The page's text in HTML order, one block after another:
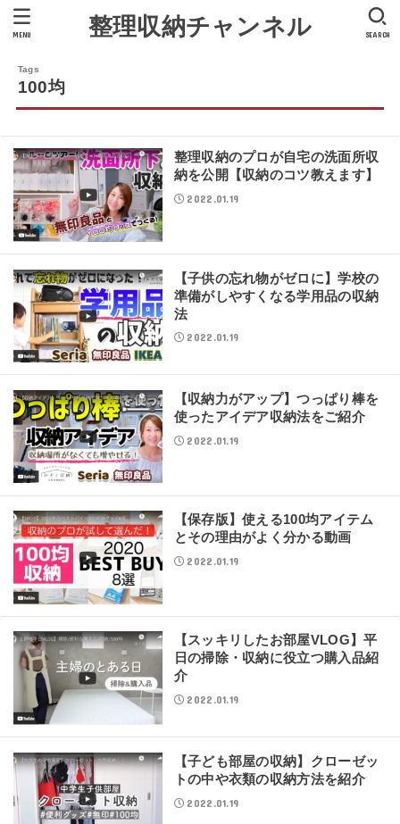
整理収納チャンネル SEARCH
MENU
100均
整理収納のプロが自宅の洗面所収
納を公開【収納のコツ教えます】
2022.01.19
【子供の忘れ物がゼロに】学校の
準備がしやすくなる学用品の収納
法
2022.01.19
【収納力がアップ】つっぱり棒を
使ったアイデア収納法をご紹介
2022.01.19
【保存版】使える100均アイテム
とその理由がよく分かる動画
2022.01.19
【スッキリしたお部屋VLOG】平
日の掃除・収納に役立つ購入品紹
介
2022.01.19
【子ども部屋の収納】クローゼッ
トの中や衣類の収納方法を紹介
2022.01.19